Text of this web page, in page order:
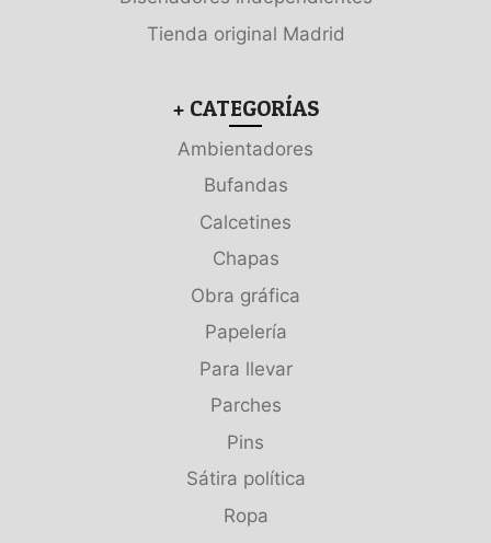
Tienda original Madrid
+ CATEGORÍAS
Ambientadores
Bufandas
Calcetines
Chapas
Obra gráfica
Papelería
Para llevar
Parches
Pins
Sátira política
Ropa